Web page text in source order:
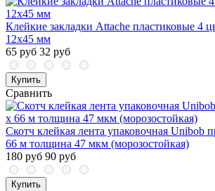
Клейкие закладки Attache пластиковые 4
12х45 мм
65 руб 32 руб
Купить
Сравнить
Скотч клейкая лента упаковочная Unibob
66 м толщина 47 мкм (морозостойкая)
180 руб 90 руб
Купить